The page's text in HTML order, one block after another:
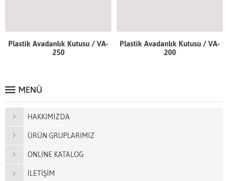
Plastik Avadanlık Kutusu / VA-
250
Plastik Avadanlık Kutusu / VA-
200
MENÜ
HAKKIMIZDA
ÜRÜN GRUPLARIMIZ
ONLİNE KATALOG
İLETİŞİM